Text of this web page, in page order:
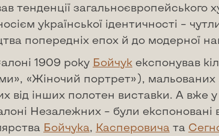
тенденції загальноєвропейського
української ідентичності –
попередніх епох й до модерної
1909 року Бойчук експонував
«Жіночий портрет»), мальованих
від інших полотен виставки. А вже у
Незалежних – були експоновані
Бойчука, Касперовича та